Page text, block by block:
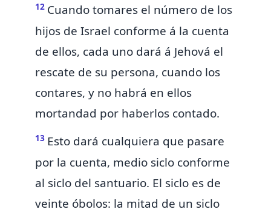
12 Cuando tomares el número de los
hijos de Israel conforme á la cuenta
de ellos, cada uno dará á Jehová el
rescate de su persona, cuando los
contares, y no habrá en ellos
mortandad por haberlos contado.
13 Esto dará cualquiera que pasare
por la cuenta, medio siclo conforme
al siclo del santuario. El siclo es de
veinte óbolos: la mitad de un siclo